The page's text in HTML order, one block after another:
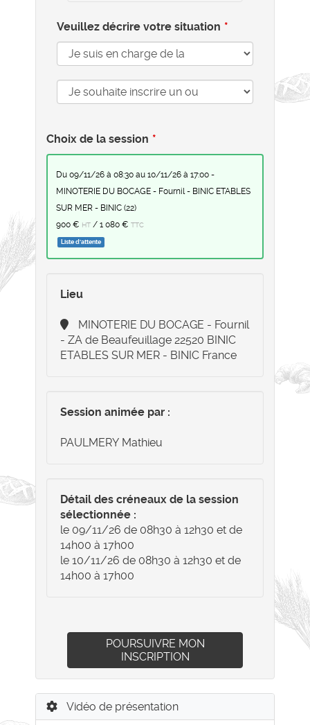
Veuillez décrire votre situation
Choix de la session
du 09/11/26 à 08:30 au 10/11/26 à 17:00 -
MINOTERIE DU BOCAGE - Fournil - BINIC ETABLES
SUR MER - BINIC (22)
900 € HT /1 080 €TTC
Liste d'attente
Lieu
- ZA de Beaufeuillage 22520 BINIC
ETABLES SUR MER - BINIC France
Session animée par :
PAULMERY Mathieu
Détail des créneaux de la session
sélectionnée :
le 09/11/26 de 08h30 à 12h30 et de
14h00 à 17h00
le 10/11/26 de 08h30 à 12h30 et de
14h00 à 17h00
POURSUIVRE MON
INSCRIPTION
Vidéo de présentation